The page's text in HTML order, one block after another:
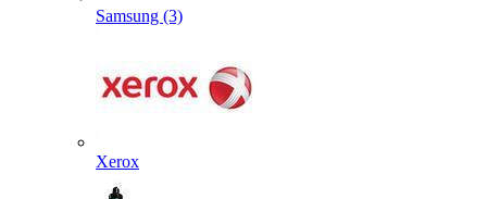
Samsung (3)
Xerox